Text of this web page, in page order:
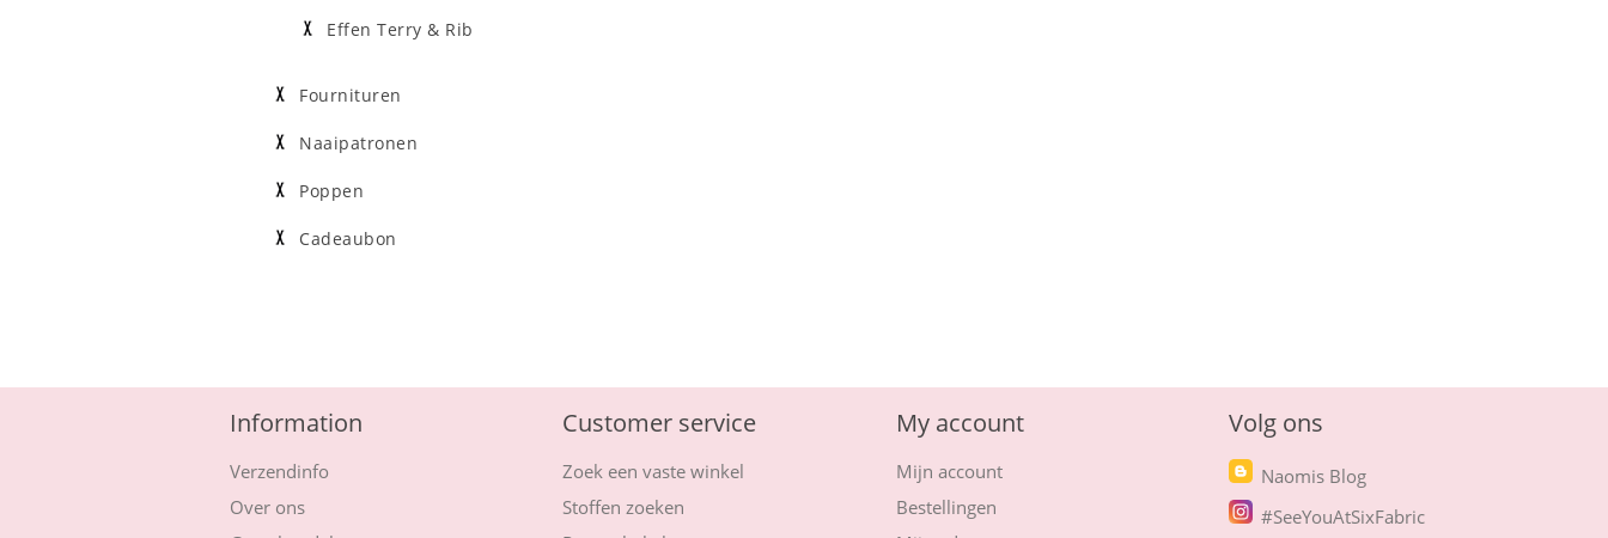
Effen Terry & Rib
Fournituren
Naaipatronen
Poppen
Cadeaubon
Information
Verzendinfo
Over ons
Customer service
Zoek een vaste winkel
Stoffen zoeken
My account
Mijn account
Bestellingen
Volg ons
Naomis Blog
#SeeYouAtSixFabric